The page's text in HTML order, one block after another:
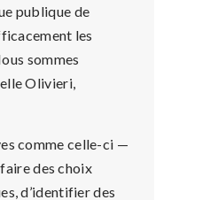
publique de
les
sommes
Olivieri,
comme celle-ci —
des choix
d’identifier des